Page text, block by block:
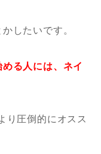
したいです。
る人には、ネイ
り圧倒的にオスス